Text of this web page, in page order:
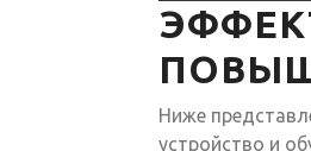
Ниже
устройство и